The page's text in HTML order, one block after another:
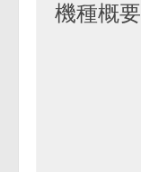
機種概要